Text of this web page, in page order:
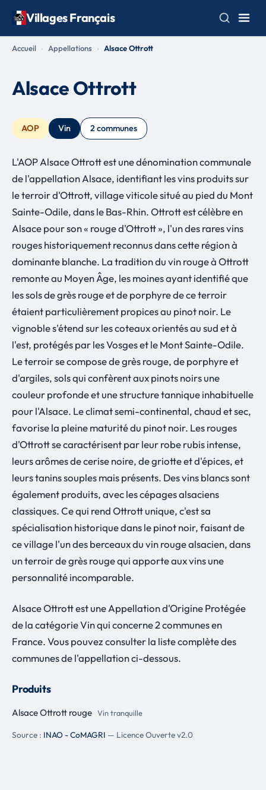
Villages Français
Accueil Appellations Alsace Ottrott
Alsace Ottrott
AOP Vin 2 communes
L'AOP Alsace Ottrott est une dénomination communale
de l'appellation Alsace, identifiant les vins produits sur
le terroir d'Ottrott, village viticole situé au pied du Mont
Sainte-Odile, dans le Bas-Rhin. Ottrott est célèbre en
Alsace pour son « rouge d'Ottrott », l'un des rares vins
rouges historiquement reconnus dans cette région à
dominante blanche. La tradition du vin rouge à Ottrott
remonte au Moyen Âge, les moines ayant identifié que
les sols de grès rouge et de porphyre de ce terroir
étaient particulièrement propices au pinot noir. Le
vignoble s'étend sur les coteaux orientés au sud et à
l'est, protégés par les Vosges et le Mont Sainte-Odile.
Le terroir se compose de grès rouge, de porphyre et
d'argiles, sols qui confèrent aux pinots noirs une
couleur profonde et une structure tannique inhabituelle
pour l'Alsace. Le climat semi-continental, chaud et sec,
favorise la pleine maturité du pinot noir. Les rouges
d'Ottrott se caractérisent par leur robe rubis intense,
leurs arômes de cerise noire, de griotte et d'épices, et
leurs tanins souples mais présents. Des vins blancs sont
également produits, avec les cépages alsaciens
classiques. Ce qui rend Ottrott unique, c'est sa
spécialisation historique dans le pinot noir, faisant de
ce village l'un des berceaux du vin rouge alsacien, dans
un terroir de grès rouge qui apporte aux vins une
personnalité incomparable.
Alsace Ottrott est une Appellation d'Origine Protégée
de la catégorie Vin qui concerne 2 communes en
France. Vous pouvez consulter la liste complète des
communes de l'appellation ci-dessous.
Produits
Alsace Ottrott rouge Vin tranquille
Source : INAO - CoMAGRI — Licence Ouverte v2.0